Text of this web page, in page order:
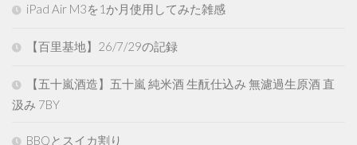
iPad Air M3を1か月使用してみた雑感
【百里基地】26/7/29の記録
【五十嵐酒造】五十嵐 純米酒 生酛仕込み 無濾過生原酒 直
汲み 7BY
BBQとスイカ割り